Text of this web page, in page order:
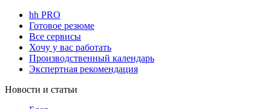
hh PRO
Готовое резюме
Все сервисы
Хочу у вас работать
Производственный календарь
Экспертная рекомендация
Новости и статьи